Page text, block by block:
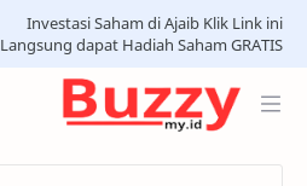
Investasi Saham di Ajaib Klik Link ini
Langsung dapat Hadiah Saham GRATIS.